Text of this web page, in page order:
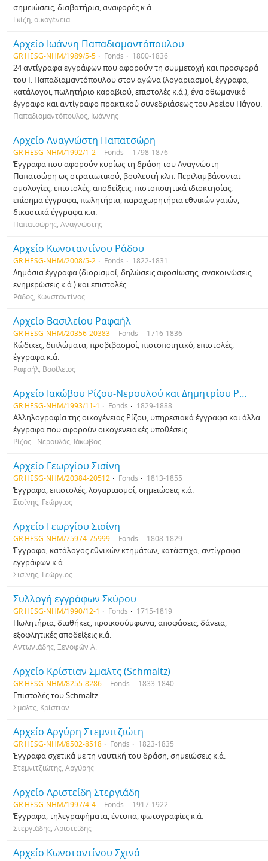
σημειώσεις, διαβατήρια, αναφορές κ.ά.
Γκίζη, οικογένεια
Αρχείο Ιωάννη Παπαδιαμαντόπουλου
GR HESG-NHM/1989/5-5 Fonds 1800-1836
24 αντίγραφα εγγράφων που αφορούν τη συμμετοχή και προσφορά
του Ι. Παπαδιαμαντόπουλου στον αγώνα (λογαριασμοί, έγγραφα,
κατάλογοι, πωλητήριο καραβιού, επιστολές κ.ά.), ένα οθωμανικό
έγγραφο και αντίγραφο πρακτικού συνεδριάσεως του Αρείου Πάγου.
Παπαδιαμαντόπουλος, Ιωάννης
Αρχείο Αναγνώστη Παπατσώρη
GR HESG-NHM/1992/1-2 Fonds 1798-1876
Έγγραφα που αφορούν κυρίως τη δράση του Αναγνώστη
Παπατσώρη ως στρατιωτικού, βουλευτή κλπ. Περιλαμβάνονται
ομολογίες, επιστολές, αποδείξεις, πιστοποιητικά ιδιοκτησίας,
επίσημα έγγραφα, πωλητήρια, παραχωρητήρια εθνικών γαιών,
δικαστικά έγγραφα κ.α.
Παπατσώρης, Αναγνώστης
Αρχείο Κωνσταντίνου Ράδου
GR HESG-NHM/2008/5-2 Fonds 1822-1831
Δημόσια έγγραφα (διορισμοί, δηλώσεις αφοσίωσης, ανακοινώσεις,
ενημερώσεις κ.ά.) και επιστολές.
Ράδος, Κωνσταντίνος
Αρχείο Βασιλείου Ραφαήλ
GR HESG-NHM/20356-20383 Fonds 1716-1836
Κώδικες, διπλώματα, προβιβασμοί, πιστοποιητικό, επιστολές,
έγγραφα κ.ά.
Ραφαήλ, Βασίλειος
Αρχείο Ιακώβου Ρίζου-Νερουλού και Δημητρίου Ρίζου
GR HESG-NHM/1993/11-1 Fonds 1829-1888
Αλληλογραφία της οικογένειας Ρίζου, υπηρεσιακά έγγραφα και άλλα
έγγραφα που αφορούν οικογενειακές υποθέσεις.
Ρίζος - Νερουλός, Ιάκωβος
Αρχείο Γεωργίου Σισίνη
GR HESG-NHM/20384-20512 Fonds 1813-1855
Έγγραφα, επιστολές, λογαριασμοί, σημειώσεις κ.ά.
Σισίνης, Γεώργιος
Αρχείο Γεωργίου Σισίνη
GR HESG-NHM/75974-75999 Fonds 1808-1829
Έγγραφα, κατάλογος εθνικών κτημάτων, κατάστιχα, αντίγραφα
εγγράφων κ.ά.
Σισίνης, Γεώργιος
Συλλογή εγγράφων Σκύρου
GR HESG-NHM/1990/12-1 Fonds 1715-1819
Πωλητήρια, διαθήκες, προικοσύμφωνα, αποφάσεις, δάνεια,
εξοφλητικές αποδείξεις κ.ά.
Αντωνιάδης, Ξενοφών Α.
Αρχείο Κρίστιαν Σμαλτς (Schmaltz)
GR HESG-NHM/8255-8286 Fonds 1833-1840
Επιστολές του Schmaltz
Σμαλτς, Κρίστιαν
Αρχείο Αργύρη Στεμνιτζιώτη
GR HESG-NHM/8502-8518 Fonds 1823-1835
Έγγραφα σχετικά με τη ναυτική του δράση, σημειώσεις κ.ά.
Στεμνιτζιώτης, Αργύρης
Αρχείο Αριστείδη Στεργιάδη
GR HESG-NHM/1997/4-4 Fonds 1917-1922
Έγγραφα, τηλεγραφήματα, έντυπα, φωτογραφίες κ.ά.
Στεργιάδης, Αριστείδης
Αρχείο Κωνσταντίνου Σχινά